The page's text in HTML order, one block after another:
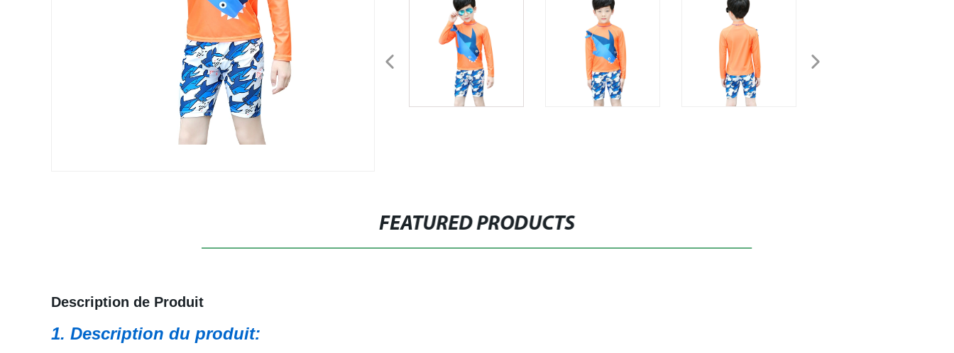
FEATURED PRODUCTS
Description de Produit
1. Description du produit: